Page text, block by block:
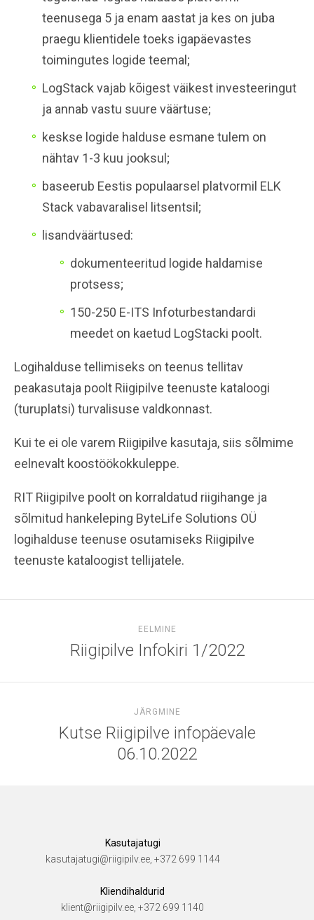
teenusega 5 ja enam aastat ja kes on juba
praegu klientidele toeks igapäevastes
toimingutes logide teemal;
LogStack vajab kõigest väikest investeeringut
ja annab vastu suure väärtuse;
keskse logide halduse esmane tulem on
nähtav 1-3 kuu jooksul;
baseerub Eestis populaarsel platvormil ELK
Stack vabavaralisel litsentsil;
lisandväärtused:
dokumenteeritud logide haldamise
protsess;
150-250 E-ITS Infoturbestandardi
meedet on kaetud LogStacki poolt.
Logihalduse tellimiseks on teenus tellitav
peakasutaja poolt Riigipilve teenuste kataloogi
(turuplatsi) turvalisuse valdkonnast.
Kui te ei ole varem Riigipilve kasutaja, siis sõlmime
eelnevalt koostöökokkuleppe.
RIT Riigipilve poolt on korraldatud riigihange ja
sõlmitud hankeleping ByteLife Solutions OÜ
logihalduse teenuse osutamiseks Riigipilve
teenuste kataloogist tellijatele.
EELMINE
Riigipilve Infokiri 1/2022
JÄRGMINE
Kutse Riigipilve infopäevale
06.10.2022
Kasutajatugi
kasutajatugi@riigipilv.ee, +372 699 1144
Kliendihaldurid
klient@riigipilv.ee, +372 699 1140